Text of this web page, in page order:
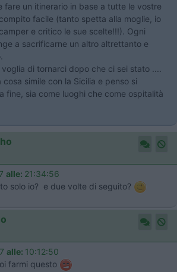
fare un itinerario in base a tutte le vostre
facile (tanto spetta alla moglie, io
e critico le sue scelte!!!). Ogni
a sacrificarne un altro altrettanto e
di tornarci dopo che ci sei stato ....
simile con la Sicilia e penso si
fine, sia come luoghi che come ospitalità
alle: 21:34:56
solo io? e due volte di seguito?
alle: 10:12:50
farmi questo